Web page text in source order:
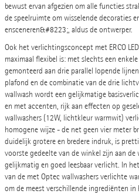
bewust ervan afgezien om alle functies
de speelruimte om wisselende decoraties
ensceneren&#8223;, aldus de ontwerper.
Ook het verlichtingsconcept met ERCO
maximaal flexibel is: met slechts een
gemonteerd aan drie parallel lopende
plafond en de combinatie van de drie
wallwash wordt een gelijkmatige
en met accenten, rijk aan effecten op
wallwashers (12W, lichtkleur warmwit)
homogene wijze - de net geen vier meter
duidelijk grotere en bredere indruk, is
voorste gedeelte van de winkel zijn aan
gelijkmatig en goed leesbaar verlicht. In
van de met Optec wallwashers verlichte
om de meest verschillende ingrediënten